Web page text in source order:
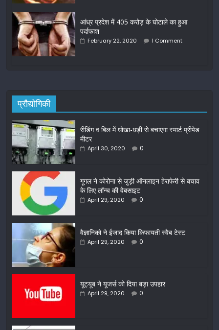
आंध्र प्रदेश में 405 करोड़ के घोटाले का हुआ
पर्दाफाश
February 22, 2020 1 Comment
प्रौद्योगिकी
रीडिंग व बिल में धोखा-धड़ी से बचाएगा स्मार्ट प्रीपेड
मीटर
April 30, 2020 0
गूगल ने कोरोना से जुड़ी ऑनलाइन हेराफेरी से बचाव
के लिए लॉन्च की वेबसाइट
April 29, 2020 0
वैज्ञानिको ने ईजाद किया किफायती स्वैब टेस्ट
April 29, 2020 0
यूट्यूब ने यूजर्स को दिया बड़ा उपहार
April 29, 2020 0